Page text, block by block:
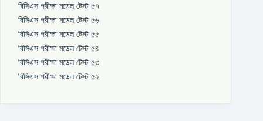
বিসিএস পরীক্ষা মডেল টেস্ট ৫৭
বিসিএস পরীক্ষা মডেল টেস্ট ৫৬
বিসিএস পরীক্ষা মডেল টেস্ট ৫৫
বিসিএস পরীক্ষা মডেল টেস্ট ৫৪
বিসিএস পরীক্ষা মডেল টেস্ট ৫৩
বিসিএস পরীক্ষা মডেল টেস্ট ৫২